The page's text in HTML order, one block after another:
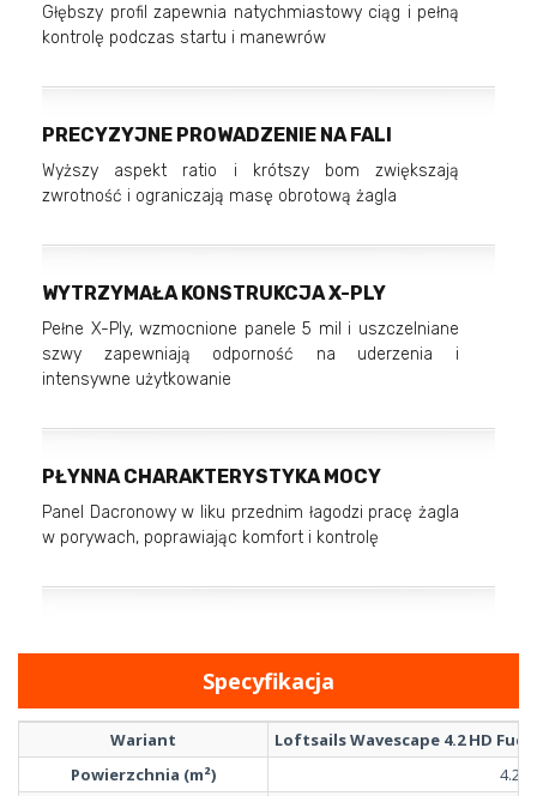
Głębszy profil zapewnia natychmiastowy ciąg i pełną
kontrolę podczas startu i manewrów
PRECYZYJNE PROWADZENIE NA FALI
Wyższy aspekt ratio i krótszy bom zwiększają
zwrotność i ograniczają masę obrotową żagla
WYTRZYMAŁA KONSTRUKCJA X-PLY
Pełne X-Ply, wzmocnione panele 5 mil i uszczelniane
szwy zapewniają odporność na uderzenia i
intensywne użytkowanie
PŁYNNA CHARAKTERYSTYKA MOCY
Panel Dacronowy w liku przednim łagodzi pracę żagla
w porywach, poprawiając komfort i kontrolę
Specyfikacja
Wariant
Loftsails Wavescape 4.2 HD
Powierzchnia (m²)
4.2